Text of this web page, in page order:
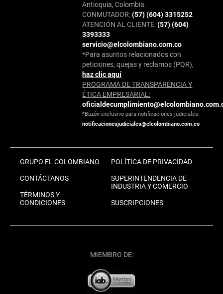
Antioquia, Colombia.
CONMUTADOR:(57) (604) 3315252
ATENCIÓN AL CLIENTE:(57) (604)
3393333
servicio@elcolombiano.com.co
*Para asuntos relacionados con
peticiones, quejas y reclamos (PQR),
haz clic aquí
PROGRAMA DE TRANSPARENCIA Y
ÉTICA EMPRESARIAL:
*Buzón exclusivo para notificaciones judiciales:
notificacionesjudiciales@elcolombiano.com.co
GRUPO EL COLOMBIANO
CONTÁCTANOS
TÉRMINOS Y
CONDICIONES
POLÍTICA DE PRIVACIDAD
SUPERINTENDENCIA DE
INDUSTRIA Y COMERCIO
SUSCRIPCIONES
MIEMBRO DE: